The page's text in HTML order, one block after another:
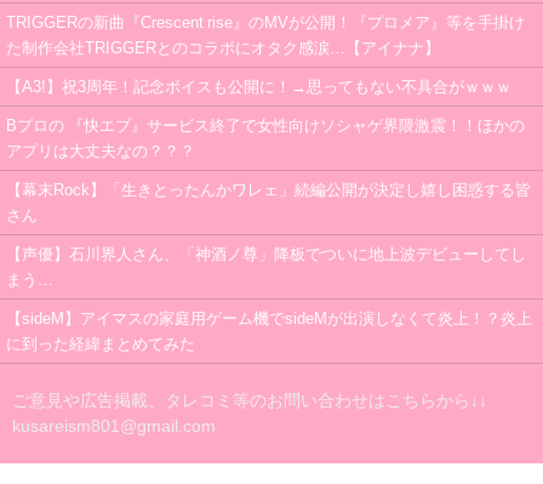
TRIGGERの新曲『Crescent rise』のMVが公開！『プロメア』等を手掛け
た制作会社TRIGGERとのコラボにオタク感涙…【アイナナ】
【A3!】祝3周年！記念ボイスも公開に！→思ってもない不具合がｗｗｗ
Bプロの 『快エブ』サービス終了で女性向けソシャゲ界隈激震！！ほかの
アプリは大丈夫なの？？？
【幕末Rock】「生きとったんかワレェ」続編公開が決定し嬉し困惑する皆
さん
【声優】石川界人さん、「神酒ノ尊」降板でついに地上波デビューしてし
まう…
【sideM】アイマスの家庭用ゲーム機でsideMが出演しなくて炎上！？炎上
に到った経緯まとめてみた
ご意見や広告掲載、タレコミ等のお問い合わせはこちらから↓↓
kusareism801@gmail.com